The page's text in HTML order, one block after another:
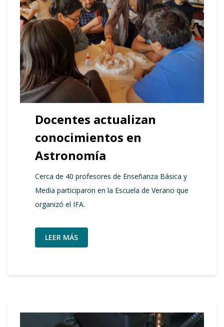
Docentes actualizan
conocimientos en
Astronomía
Cerca de 40 profesores de Enseñanza Básica y
Media participaron en la Escuela de Verano que
organizó el IFA.
LEER MÁS